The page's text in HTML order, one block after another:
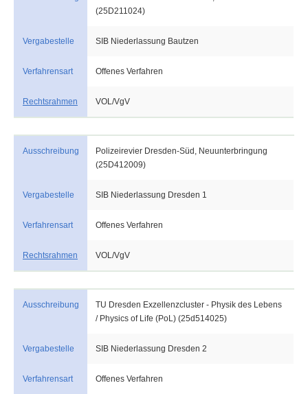
(25D211024)
Vergabestelle SIB Niederlassung Bautzen
Verfahrensart Offenes Verfahren
Rechtsrahmen VOL/VgV
Ausschreibung
Polizeirevier Dresden-Süd, Neuunterbringung
(25D412009)
Vergabestelle SIB Niederlassung Dresden 1
Verfahrensart Offenes Verfahren
Rechtsrahmen VOL/VgV
Ausschreibung
TU Dresden Exzellenzcluster - Physik des Lebens
/ Physics of Life (PoL) (25d514025)
Vergabestelle SIB Niederlassung Dresden 2
Verfahrensart Offenes Verfahren